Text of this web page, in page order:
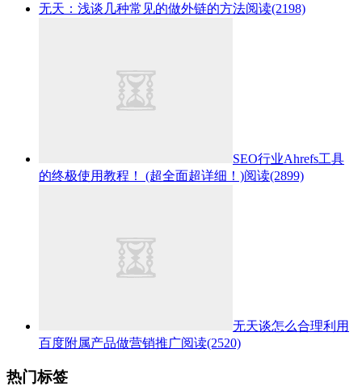
无天：浅谈几种常见的做外链的方法阅读(2198)
SEO行业Ahrefs工具
的终极使用教程！ (超全面超详细！)阅读(2899)
无天谈怎么合理利用
百度附属产品做营销推广阅读(2520)
热门标签